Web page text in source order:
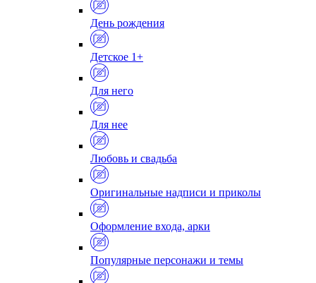
День рождения
Детское 1+
Для него
Для нее
Любовь и свадьба
Оригинальные надписи и приколы
Оформление входа, арки
Популярные персонажи и темы